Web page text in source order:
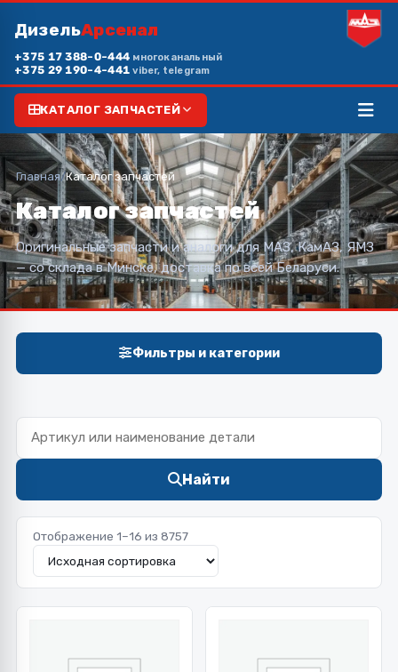
ДизельАрсенал
+375 17 388-0-444 многоканальный
+375 29 190-4-441viber, telegram
КАТАЛОГ ЗАПЧАСТЕЙ
Главная/Каталог запчастей
Каталог запчастей
Оригинальные запчасти и аналоги для МАЗ, КамАЗ, ЯМЗ
— со склада в Минске, доставка по всей Беларуси.
Фильтры и категории
Найти
Отображение 1–16 из 8757